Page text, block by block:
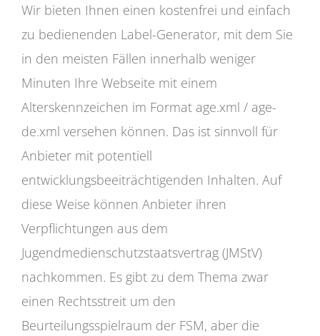
Wir bieten Ihnen einen kostenfrei und einfach
zu bedienenden Label-Generator, mit dem Sie
in den meisten Fällen innerhalb weniger
Minuten Ihre Webseite mit einem
Alterskennzeichen im Format age.xml / age-
de.xml versehen können. Das ist sinnvoll für
Anbieter mit potentiell
entwicklungsbeeiträchtigenden Inhalten. Auf
diese Weise können Anbieter ihren
Verpflichtungen aus dem
Jugendmedienschutzstaatsvertrag (JMStV)
nachkommen. Es gibt zu dem Thema zwar
einen Rechtsstreit um den
Beurteilungsspielraum der FSM, aber die